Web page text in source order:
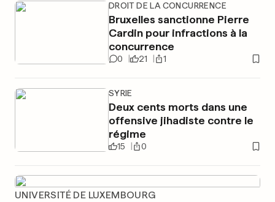
DROIT DE LA CONCURRENCE
Bruxelles sanctionne Pierre
Cardin pour infractions à la
concurrence
0 21 1
SYRIE
Deux cents morts dans une
offensive jihadiste contre le
régime
15 0
UNIVERSITÉ DE LUXEMBOURG